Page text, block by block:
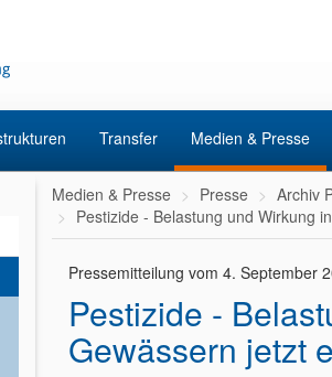
Transfer Medien & Presse
Medien & Presse Presse
Archiv
Pestizide - Belastung und Wirkung
Pressemitteilung vom 4. September
Pestizide -
Gewässern jetzt